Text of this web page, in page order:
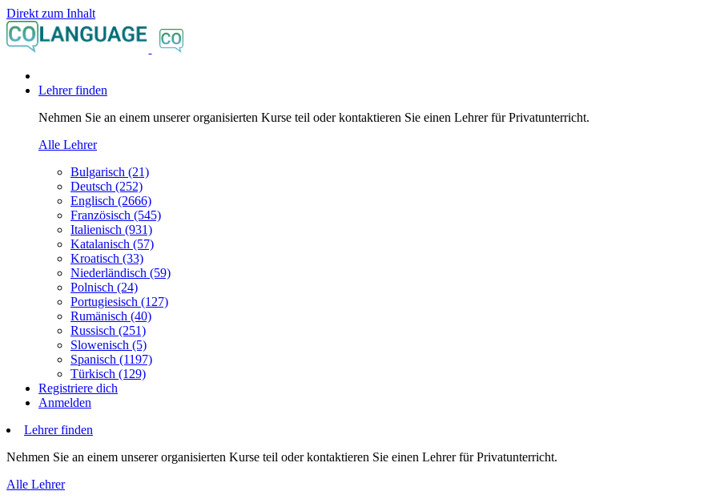
Direkt zum Inhalt
Lehrer finden
Nehmen Sie an einem unserer organisierten Kurse teil oder kontaktieren Sie einen Lehrer für Privatunterricht.
Alle Lehrer
Bulgarisch (21)
Deutsch (252)
Englisch (2666)
Französisch (545)
Italienisch (931)
Katalanisch (57)
Kroatisch (33)
Niederländisch (59)
Polnisch (24)
Portugiesisch (127)
Rumänisch (40)
Russisch (251)
Slowenisch (5)
Spanisch (1197)
Türkisch (129)
Registriere dich
Anmelden
Lehrer finden
Nehmen Sie an einem unserer organisierten Kurse teil oder kontaktieren Sie einen Lehrer für Privatunterricht.
Alle Lehrer